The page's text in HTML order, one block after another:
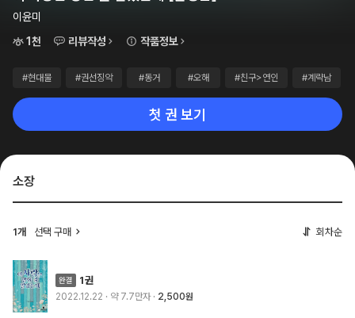
이윤미
1천
리뷰작성 작품정보
#현대물 #권선징악 #동거 #오해 #친구>연인 #계략남
첫 권 보기
소장
1개 선택 구매 회차순
1권
2022.12.22 · 약 7.7만자 2,500원